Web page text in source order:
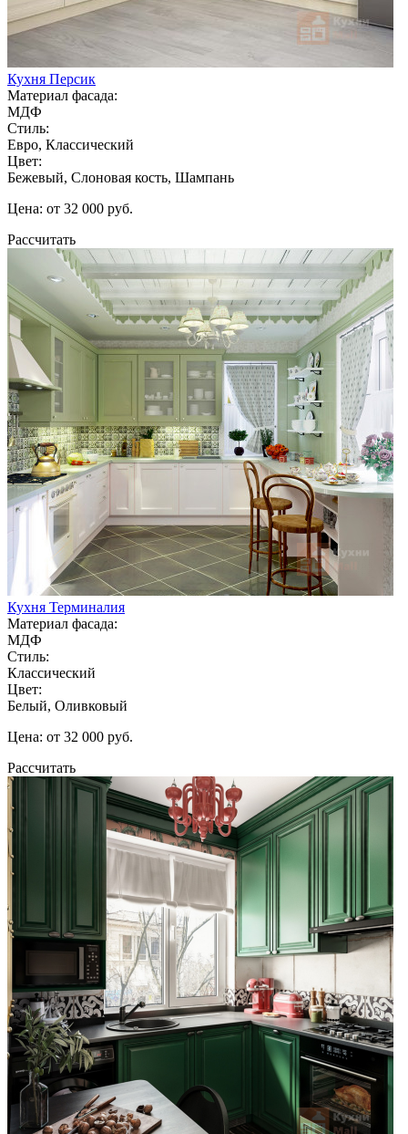
Кухня Персик
Материал фасада:
МДФ
Стиль:
Евро, Классический
Цвет:
Бежевый, Слоновая кость, Шампань
Цена: от 32 000 руб.
Рассчитать
Кухня Терминалия
Материал фасада:
МДФ
Стиль:
Классический
Цвет:
Белый, Оливковый
Цена: от 32 000 руб.
Рассчитать